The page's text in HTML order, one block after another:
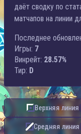
даёт сводку по
матчапов на линии
Последнее
Игры: 7
Винрейт: 28.57%
Тир: D
Верхняя линия
Средняя линия